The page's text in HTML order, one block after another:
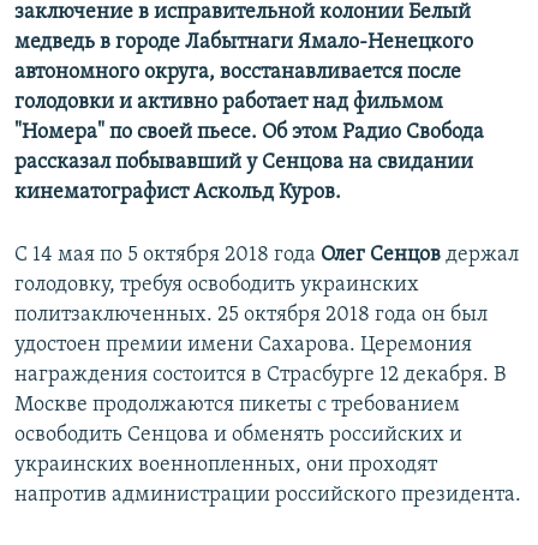
заключение в исправительной колонии Белый
медведь в городе Лабытнаги Ямало-Ненецкого
автономного округа, восстанавливается после
голодовки и активно работает над фильмом
"Номера" по своей пьесе. Об этом Радио Свобода
рассказал побывавший у Сенцова на свидании
кинематографист Аскольд Куров.
С 14 мая по 5 октября 2018 года Олег Сенцов держал
голодовку, требуя освободить украинских
политзаключенных. 25 октября 2018 года он был
удостоен премии имени Сахарова. Церемония
награждения состоится в Страсбурге 12 декабря. В
Москве продолжаются пикеты с требованием
освободить Сенцова и обменять российских и
украинских военнопленных, они проходят
напротив администрации российского президента.